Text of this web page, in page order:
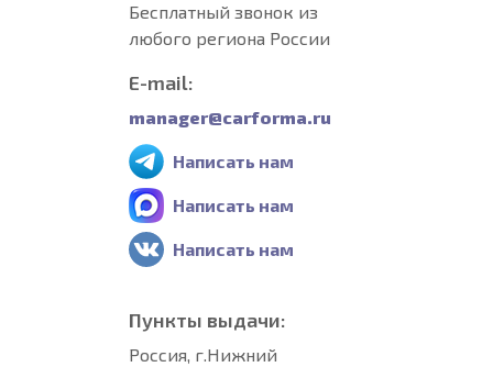
Бесплатный звонок из
любого региона России
E-mail:
manager@carforma.ru
Написать нам
Написать нам
Написать нам
Пункты выдачи:
Россия, г.Нижний